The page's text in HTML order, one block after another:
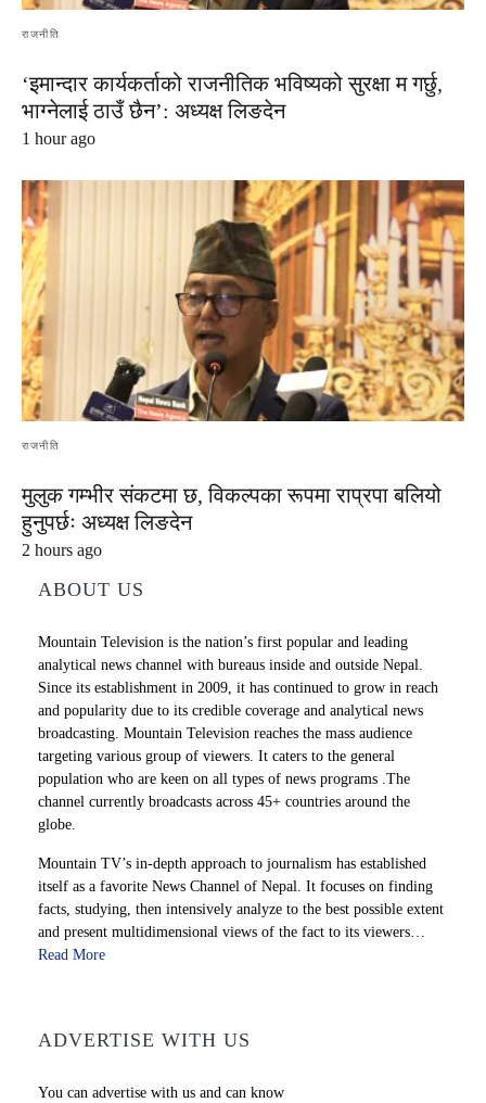
राजनीति
‘इमान्दार कार्यकर्ताको राजनीतिक भविष्यको सुरक्षा म गर्छु,
भाग्नेलाई ठाउँ छैन’: अध्यक्ष लिङदेन
1 hour ago
राजनीति
मुलुक गम्भीर संकटमा छ, विकल्पका रूपमा राप्रपा बलियो
हुनुपर्छः अध्यक्ष लिङदेन
2 hours ago
ABOUT US
Mountain Television is the nation’s first popular and leading
analytical news channel with bureaus inside and outside Nepal.
Since its establishment in 2009, it has continued to grow in reach
and popularity due to its credible coverage and analytical news
broadcasting. Mountain Television reaches the mass audience
targeting various group of viewers. It caters to the general
population who are keen on all types of news programs .The
channel currently broadcasts across 45+ countries around the
globe.
Mountain TV’s in-depth approach to journalism has established
itself as a favorite News Channel of Nepal. It focuses on finding
facts, studying, then intensively analyze to the best possible extent
and present multidimensional views of the fact to its viewers…
Read More
ADVERTISE WITH US
You can advertise with us and can know